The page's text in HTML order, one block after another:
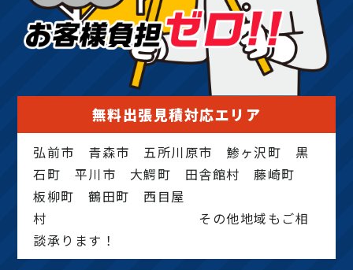
無料出張見積対応エリア
弘前市 青森市 五所川原市 鯵ヶ沢町 黒
石町 平川市 大鰐町 田舎館村 藤崎町
板柳町 鶴田町 西目屋
村 その他地域もご相
談承ります！